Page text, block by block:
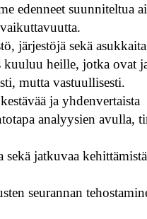
edenneet suunniteltua
järjestöjä sekä
heille, jotka ovat
mutta vastuullisesti.
ja yhdenvertaista
analyysien avulla,
jatkuvaa
seurannan